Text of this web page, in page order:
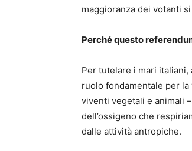
maggioranza dei votanti
Perché questo
Per tutelare i mari
ruolo fondamentale per
viventi vegetali e animali
dell’ossigeno che
dalle attività antropiche.